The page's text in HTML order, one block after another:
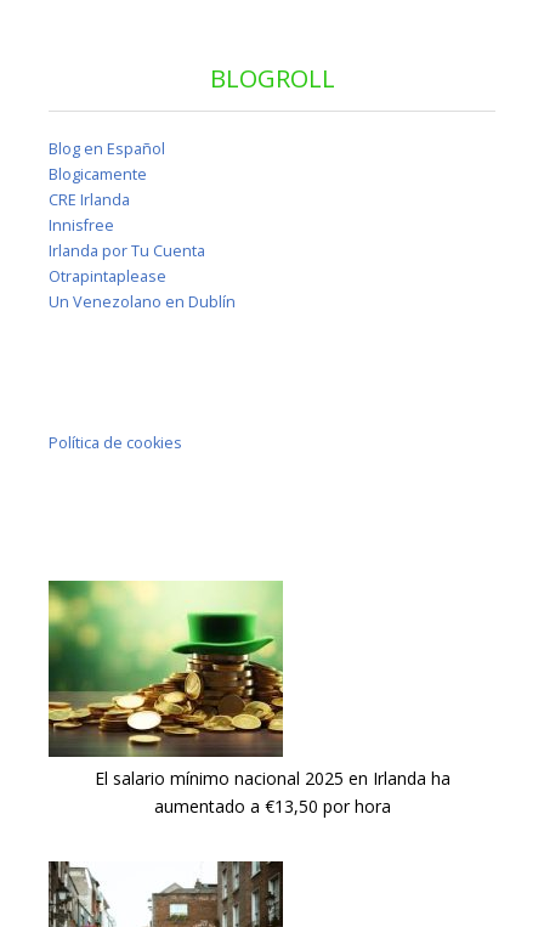
BLOGROLL
Blog en Español
Blogicamente
CRE Irlanda
Innisfree
Irlanda por Tu Cuenta
Otrapintaplease
Un Venezolano en Dublín
Política de cookies
El salario mínimo nacional 2025 en Irlanda ha
aumentado a €13,50 por hora